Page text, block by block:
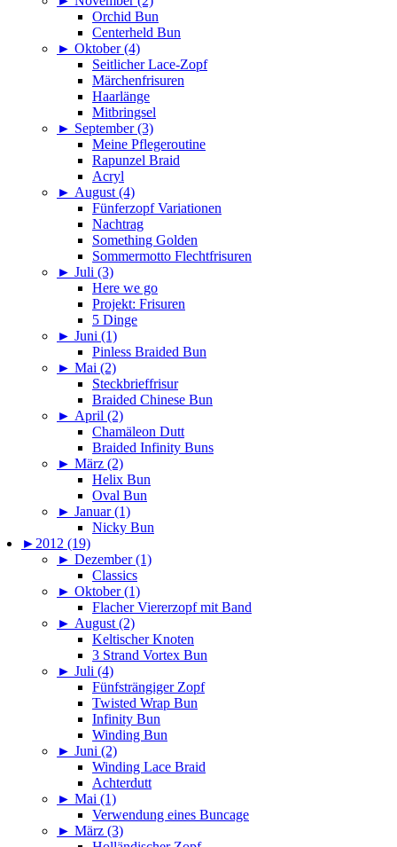
Orchid Bun
Centerheld Bun
► Oktober (4)
Seitlicher Lace-Zopf
Märchenfrisuren
Haarlänge
Mitbringsel
► September (3)
Meine Pflegeroutine
Rapunzel Braid
Acryl
► August (4)
Fünferzopf Variationen
Nachtrag
Something Golden
Sommermotto Flechtfrisuren
► Juli (3)
Here we go
Projekt: Frisuren
5 Dinge
► Juni (1)
Pinless Braided Bun
► Mai (2)
Steckbrieffrisur
Braided Chinese Bun
► April (2)
Chamäleon Dutt
Braided Infinity Buns
► März (2)
Helix Bun
Oval Bun
► Januar (1)
Nicky Bun
► 2012 (19)
► Dezember (1)
Classics
► Oktober (1)
Flacher Viererzopf mit Band
► August (2)
Keltischer Knoten
3 Strand Vortex Bun
► Juli (4)
Fünfsträngiger Zopf
Twisted Wrap Bun
Infinity Bun
Winding Bun
► Juni (2)
Winding Lace Braid
Achterdutt
► Mai (1)
Verwendung eines Buncage
► März (3)